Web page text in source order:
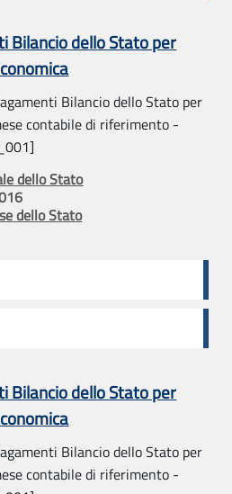
dello Stato per
Bilancio dello Stato per
contabile di riferimento -
dello Stato
dello Stato
dello Stato per
Bilancio dello Stato per
contabile di riferimento -